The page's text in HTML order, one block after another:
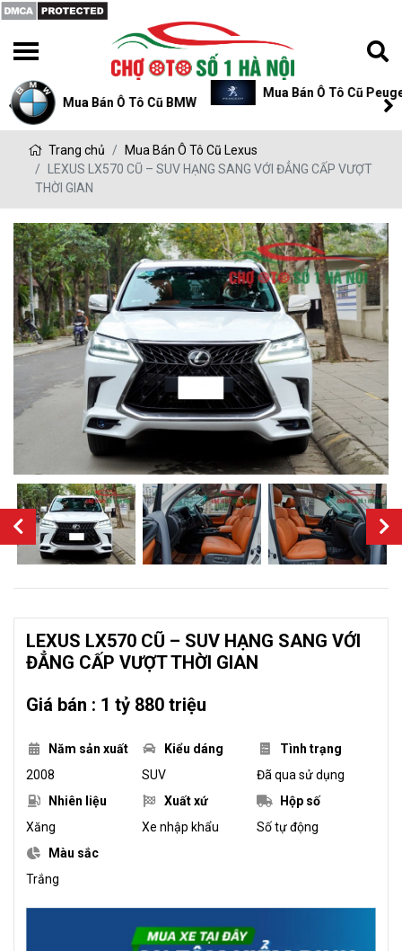
Mua Bán Ô Tô Cũ Peugeot Mua Bán Ô Tô Cũ
Trang chủ
Mua Bán Ô Tô Cũ Lexus
LEXUS LX570 CŨ – SUV HẠNG SANG VỚI ĐẲNG CẤP VƯỢT
THỜI GIAN
LEXUS LX570 CŨ – SUV HẠNG SANG VỚI
ĐẲNG CẤP VƯỢT THỜI GIAN
Giá bán : 1 tỷ 880 triệu
Năm sản xuất
2008
Kiểu dáng
SUV
Tình trạng
Đã qua sử dụng
Nhiên liệu
Xăng
Xuất xứ
Xe nhập khẩu
Hộp số
Số tự động
Màu sắc
Trắng